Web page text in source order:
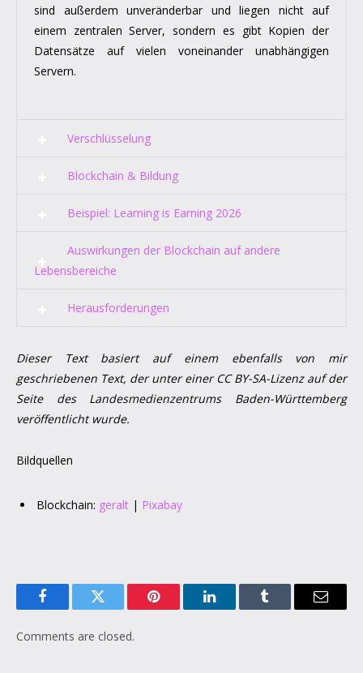
sind außerdem unveränderbar und liegen nicht auf
einem zentralen Server, sondern es gibt Kopien der
Datensätze auf vielen voneinander unabhängigen
Servern.
Verschlüsselung
Blockchain & Bildung
Beispiel: Learning is Earning 2026
Auswirkungen der Blockchain auf andere
Lebensbereiche
Herausforderungen
Dieser Text basiert auf einem ebenfalls von mir
geschriebenen Text, der unter einer CC BY-SA-Lizenz auf der
Seite des Landesmedienzentrums Baden-Württemberg
veröffentlicht wurde.
Bildquellen
Blockchain: geralt | Pixabay
FacebookTwitter Pinterest LinkedInTumblr Email
Comments are closed.